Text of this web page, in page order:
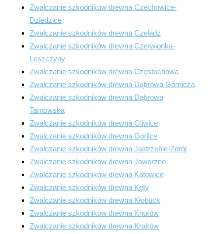
Zwalczanie szkodników drewna Czechowice-
Dziedzice
Zwalczanie szkodników drewna Czeladź
Zwalczanie szkodników drewna Czerwionka-
Leszczyny
Zwalczanie szkodników drewna Częstochowa
Zwalczanie szkodników drewna Dąbrowa Górnicza
Zwalczanie szkodników drewna Dąbrowa
Tarnowska
Zwalczanie szkodników drewna Gliwice
Zwalczanie szkodników drewna Gorlice
Zwalczanie szkodników drewna Jastrzebie-Zdrój
Zwalczanie szkodników drewna Jaworzno
Zwalczanie szkodników drewna Katowice
Zwalczanie szkodników drewna Kęty
Zwalczanie szkodników drewna Kłobuck
Zwalczanie szkodników drewna Knurów
Zwalczanie szkodników drewna Kraków